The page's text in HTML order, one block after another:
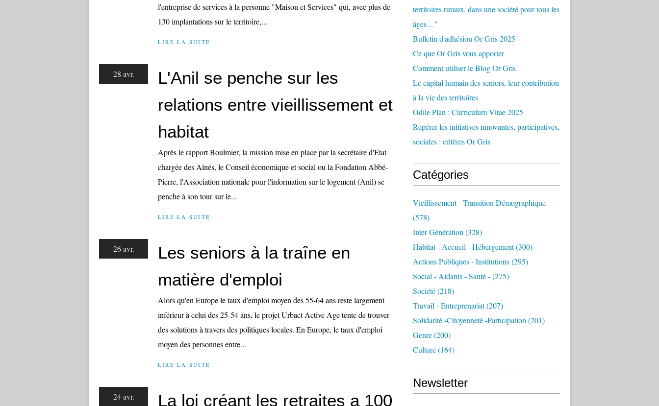
l'entreprise de services à la personne "Maison et Services" qui, avec plus de
130 implantations sur le territoire,...
LIRE LA SUITE
28 avr.
L'Anil se penche sur les
relations entre vieillissement et
habitat
Après le rapport Boulmier, la mission mise en place par la secrétaire d'Etat
chargée des Aînés, le Conseil économique et social ou la Fondation Abbé-
Pierre, l'Association nationale pour l'information sur le logement (Anil) se
penche à son tour sur le...
LIRE LA SUITE
26 avr.
Les seniors à la traîne en
matière d'emploi
Alors qu'en Europe le taux d'emploi moyen des 55-64 ans reste largement
inférieur à celui des 25-54 ans, le projet Urbact Active Age tente de trouver
des solutions à travers des politiques locales. En Europe, le taux d'emploi
moyen des personnes entre...
LIRE LA SUITE
24 avr.
La loi créant les retraites a 100
territoires ruraux, dans une société pour tous les
âges…"
Bulletin d'adhésion Or Gris 2025
Ce que Or Gris vous apporter
Comment utiliser le Blog Or Gris
Le capital humain des seniors, leur contribution
à la vie des territoires
Odile Plan : Curriculum Vitae 2025
Repérer les initiatives innovantes, participatives,
sociales : critères Or Gris
Catégories
Vieillissement - Transition Démographique
(578)
Inter Génération (328)
Habitat - Accueil - Hébergement(300)
Actions Publiques - Institutions(295)
Social - Aidants - Santé -(275)
Société(218)
Travail - Entreprenariat(207)
Solidarité -citoyenneté -participation (201)
Genre(200)
Culture(164)
Newsletter